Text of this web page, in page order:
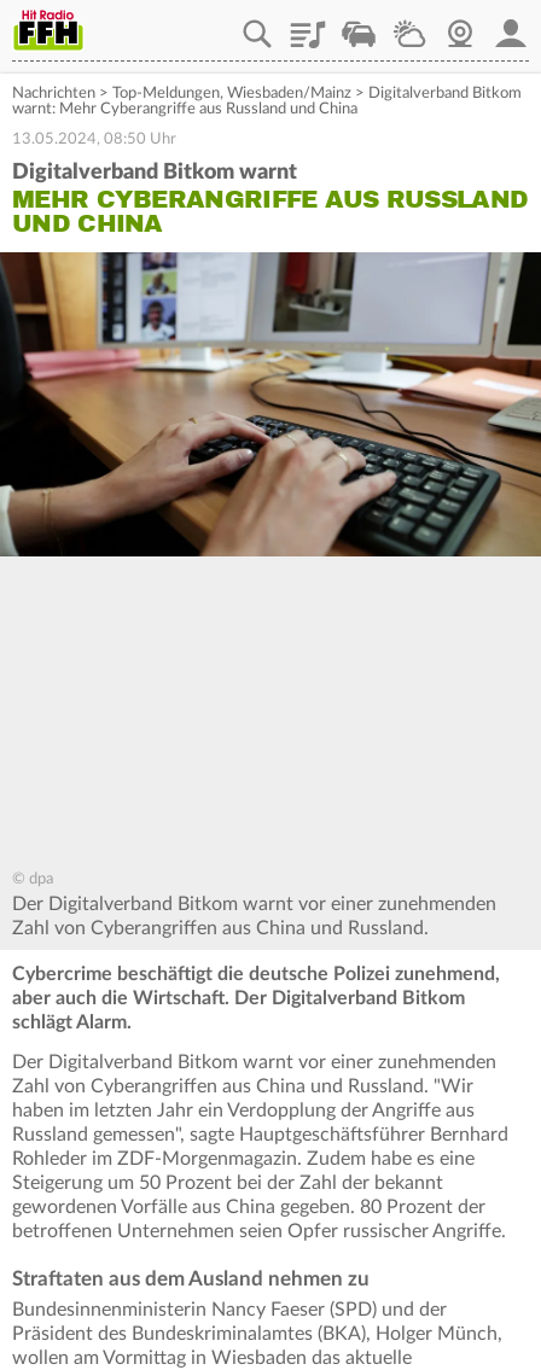
PlaylistStaupilotWetterWebcam
Nachrichten > Top-Meldungen, Wiesbaden/Mainz > Digitalverband Bitkom
warnt: Mehr Cyberangriffe aus Russland und China
13.05.2024, 08:50 Uhr
Digitalverband Bitkom warnt
MEHR CYBERANGRIFFE AUS RUSSLAND
UND CHINA
© dpa
Der Digitalverband Bitkom warnt vor einer zunehmenden
Zahl von Cyberangriffen aus China und Russland.
Cybercrime beschäftigt die deutsche Polizei zunehmend,
aber auch die Wirtschaft. Der Digitalverband Bitkom
schlägt Alarm.
Der Digitalverband Bitkom warnt vor einer zunehmenden
Zahl von Cyberangriffen aus China und Russland. "Wir
haben im letzten Jahr ein Verdopplung der Angriffe aus
Russland gemessen", sagte Hauptgeschäftsführer Bernhard
Rohleder im ZDF-Morgenmagazin. Zudem habe es eine
Steigerung um 50 Prozent bei der Zahl der bekannt
gewordenen Vorfälle aus China gegeben. 80 Prozent der
betroffenen Unternehmen seien Opfer russischer Angriffe.
Straftaten aus dem Ausland nehmen zu
Bundesinnenministerin Nancy Faeser (SPD) und der
Präsident des Bundeskriminalamtes (BKA), Holger Münch,
wollen am Vormittag in Wiesbaden das aktuelle